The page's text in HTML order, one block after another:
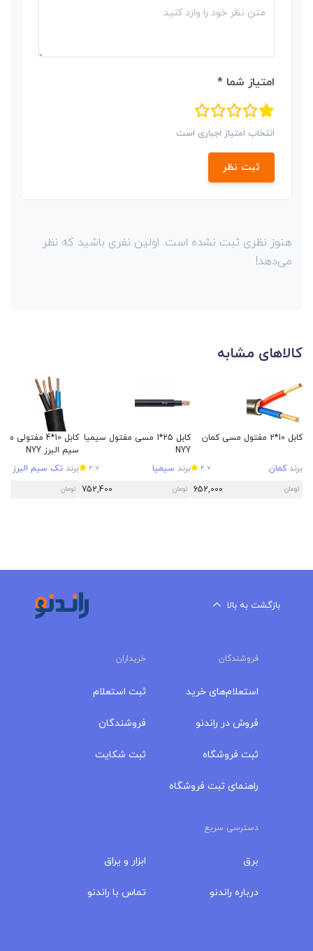
امتیاز شما *
انتخاب امتیاز اجباری است
ثبت نظر
هنوز نظری ثبت نشده است. اولین نفری باشید که نظر
می‌دهد!
کالاهای مشابه
کابل 10*2 مفتول مسی کمان
برندکمان 4.7
تومان 652,000
کابل 25*1 مسی مفتول سیمیا
NYY
برند سیمیا 4.7
تومان 752,400
کابل 10*4
سیم البرز NYY
برند تک سیم البرز
تومان
بازگشت به بالا
فروشندگان خریداران
استعلام‌های خرید
فروش در راندنو
ثبت فروشگاه
راهنمای ثبت فروشگاه
ثبت استعلام
فروشندگان
ثبت شکایت
دسترسی سریع
برق
درباره‌ راندنو
ابزار و یراق
تماس با راندنو